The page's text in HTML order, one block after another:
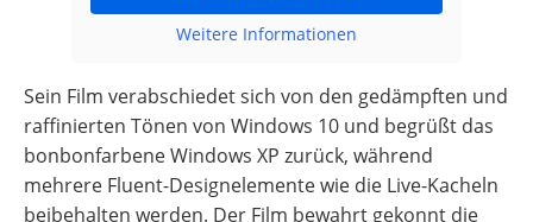
Weitere Informationen
Sein Film verabschiedet sich von den gedämpften und
raffinierten Tönen von Windows 10 und begrüßt das
bonbonfarbene Windows XP zurück, während
mehrere Fluent-Designelemente wie die Live-Kacheln
beibehalten werden. Der Film bewahrt gekonnt die